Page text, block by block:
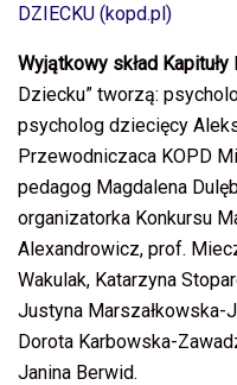
DZIECKU (kopd.pl)
Wyjątkowy skład Kapituły
Dziecku” tworzą:
psycholog dziecięcy
Przewodniczaca KOPD
pedagog Magdalena
organizatorka Konkursu
Alexandrowicz, prof.
Wakulak, Katarzyna
Justyna Marszałkowska-
Dorota Karbowska-
Janina Berwid.